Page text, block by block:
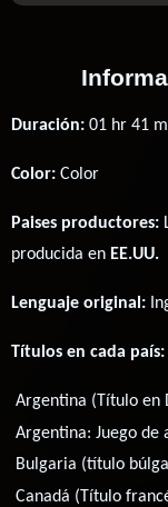
Duración: 01 hr 41
Color: Color
Paises productores:
producida en EE.UU.
Lenguaje original:
Títulos en cada país:
Argentina (Título en
Argentina:Juego de
Bulgaria (título
Canadá (Título